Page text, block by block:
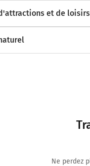
et de loisirs
Ne perdez